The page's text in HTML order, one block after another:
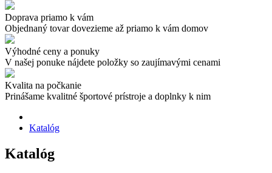
Doprava priamo k vám
Objednaný tovar dovezieme až priamo k vám domov
Výhodné ceny a ponuky
V našej ponuke nájdete položky so zaujímavými cenami
Kvalita na počkanie
Prinášame kvalitné športové prístroje a doplnky k nim
Katalóg
Katalóg